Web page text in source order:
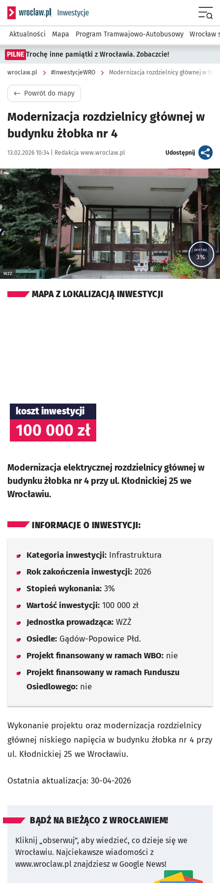
Serwis informacyjny wroclaw.pl podserwis:
Aktualności Mapa Program Tramwajowo-Autobusowy Wrocław
PILNE Trochę inne pamiątki z Wrocławia. Zobaczcie!
wroclaw.pl #InwestycjeWRO Modernizacja rozdzielnicy głównej w
Powrót do mapy
Modernizacja rozdzielnicy głównej w
budynku żłobka nr 4
Data publikacji:
13.02.2026 10:34 | Autor:
Redakcja www.wroclaw.pl Udostępnijartykuł
Kliknij, aby powiększyć
WZŻ
postęp:
3%
MAPA Z LOKALIZACJĄ INWESTYCJI
koszt inwestycji
100 000 zł
Modernizacja elektrycznej rozdzielnicy głównej w
budynku żłobka nr 4 przy ul. Kłodnickiej 25 we
Wrocławiu.
INFORMACJE O INWESTYCJI:
Kategoria inwestycji: Infrastruktura
Rok zakończenia inwestycji: 2026
Stopień wykonania: 3%
Wartość inwestycji: 100 000 zł
Jednostka prowadząca: WZŻ
Osiedle: Gądów-Popowice Płd.
Projekt finansowany w ramach WBO: nie
Projekt finansowany w ramach Funduszu
Osiedlowego: nie
Wykonanie projektu oraz modernizacja rozdzielnicy
głównej niskiego napięcia w budynku żłobka nr 4 przy
ul. Kłodnickiej 25 we Wrocławiu.
Ostatnia aktualizacja: 30-04-2026
BĄDŹ NA BIEŻĄCO Z WROCŁAWIEM!
Kliknij „obserwuj”, aby wiedzieć, co dzieje się we
Wrocławiu. Najciekawsze wiadomości z
www.wroclaw.pl znajdziesz w Google News!